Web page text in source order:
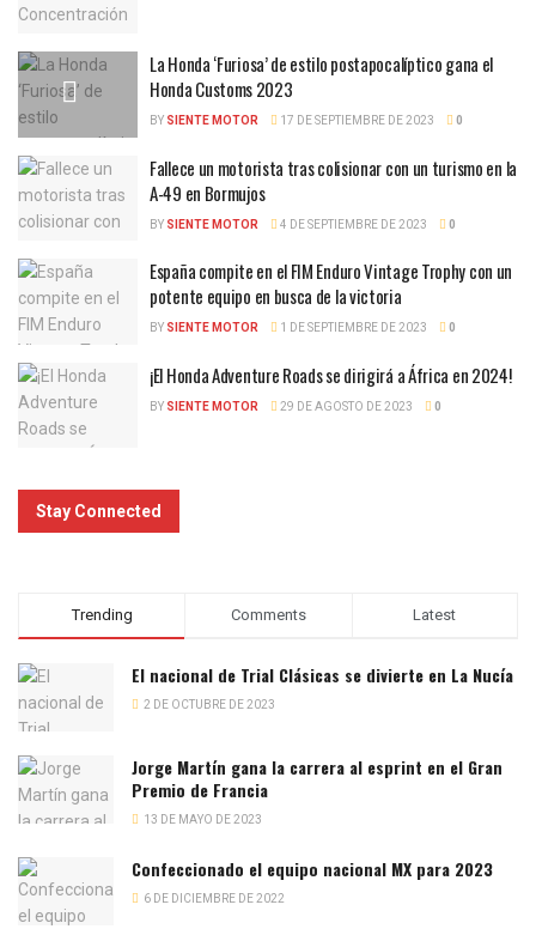
La Honda ‘Furiosa’ de estilo postapocalíptico gana el
Honda Customs 2023
BY SIENTE MOTOR 17 DE SEPTIEMBRE DE 2023 0
Fallece un motorista tras colisionar con un turismo en la
A-49 en Bormujos
BY SIENTE MOTOR 4 DE SEPTIEMBRE DE 2023 0
España compite en el FIM Enduro Vintage Trophy con un
potente equipo en busca de la victoria
BY SIENTE MOTOR 1 DE SEPTIEMBRE DE 2023 0
¡El Honda Adventure Roads se dirigirá a África en 2024!
BY SIENTE MOTOR 29 DE AGOSTO DE 2023 0
Stay Connected
Trending Comments Latest
El nacional de Trial Clásicas se divierte en La Nucía
2 DE OCTUBRE DE 2023
Jorge Martín gana la carrera al esprint en el Gran
Premio de Francia
13 DE MAYO DE 2023
Confeccionado el equipo nacional MX para 2023
6 DE DICIEMBRE DE 2022